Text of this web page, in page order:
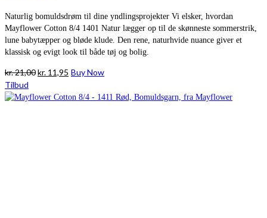
Naturlig bomuldsdrøm til dine yndlingsprojekter Vi elsker, hvordan
Mayflower Cotton 8/4 1401 Natur lægger op til de skønneste sommerstrik,
lune babytæpper og bløde klude. Den rene, naturhvide nuance giver et
klassisk og evigt look til både tøj og bolig.
kr.21,00Den
pris
kr. 11,95 Den
pris
Buy Now
Tilbud